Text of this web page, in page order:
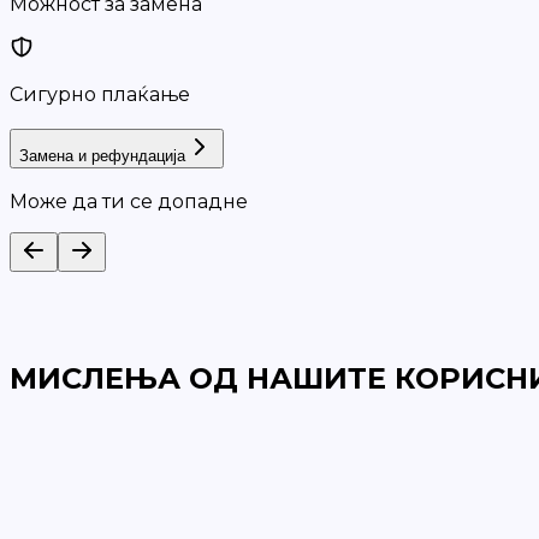
Сигурно плаќање
Замена и рефундација
Може да ти се допадне
МИСЛЕЊА ОД НАШИТЕ